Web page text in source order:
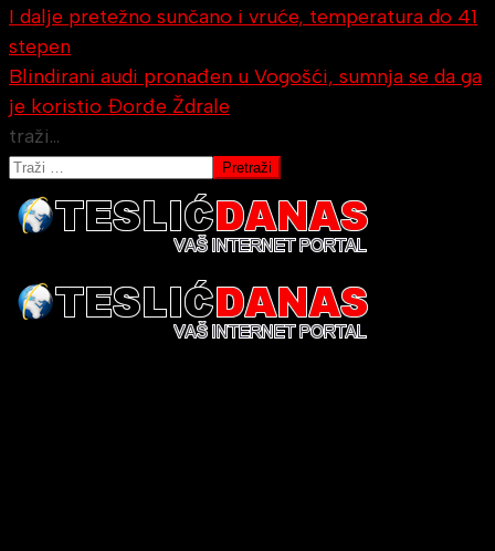
I dalje pretežno sunčano i vruće, temperatura do 41
stepen
Blindirani audi pronađen u Vogošći, sumnja se da ga
je koristio Đorđe Ždrale
traži...
Pretraži